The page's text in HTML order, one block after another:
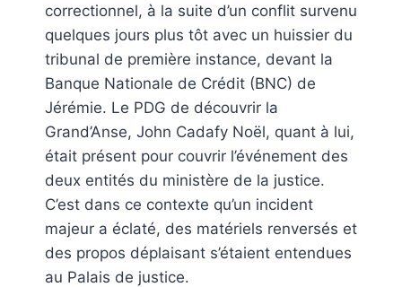
correctionnel, à la suite d’un conflit survenu
quelques jours plus tôt avec un huissier du
tribunal de première instance, devant la
Banque Nationale de Crédit (BNC) de
Jérémie. Le PDG de découvrir la
Grand’Anse, John Cadafy Noël, quant à lui,
était présent pour couvrir l’événement des
deux entités du ministère de la justice.
C’est dans ce contexte qu’un incident
majeur a éclaté, des matériels renversés et
des propos déplaisant s’étaient entendues
au Palais de justice.